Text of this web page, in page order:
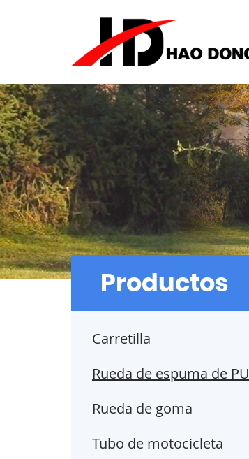
Productos
Carretilla
Rueda de espuma de PU
Rueda de goma
Tubo de motocicleta